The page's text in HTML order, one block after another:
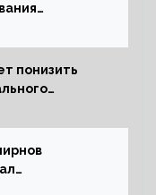
понизить